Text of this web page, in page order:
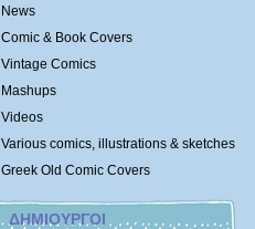
News
Comic & Book Covers
Vintage Comics
Mashups
Videos
Various comics, illustrations & sketches
Greek Old Comic Covers
ΔΗΜΙΟΥΡΓΟΙ